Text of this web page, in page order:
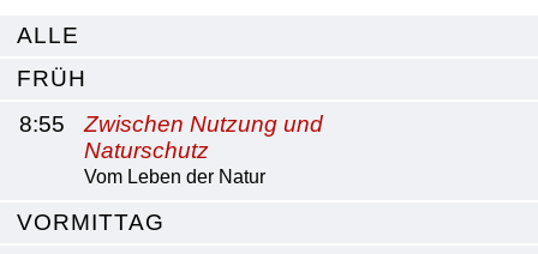
ALLE
FRÜH
8:55
Zwischen Nutzung und
Naturschutz
Vom Leben der Natur
VORMITTAG